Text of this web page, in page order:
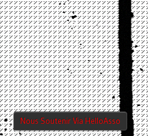
Nous Soutenir Via HelloAsso